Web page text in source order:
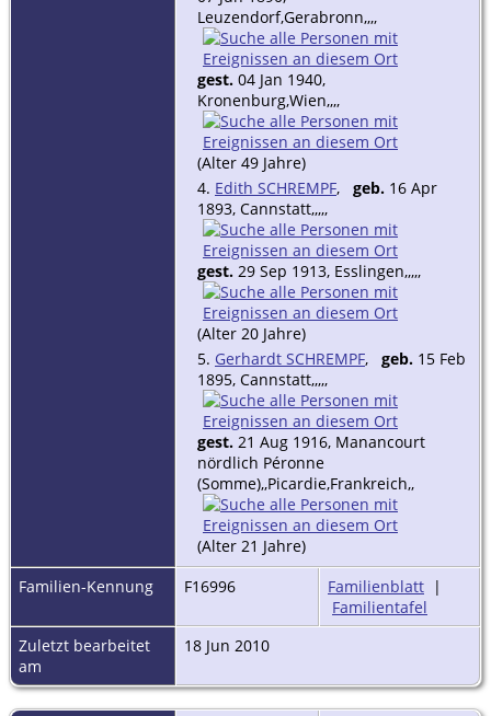
Leuzendorf,Gerabronn,,,,
gest. 04 Jan 1940,
Kronenburg,Wien,,,,
(Alter 49 Jahre)
4. Edith SCHREMPF, geb. 16 Apr
1893, Cannstatt,,,,,
gest. 29 Sep 1913, Esslingen,,,,,
(Alter 20 Jahre)
5. Gerhardt SCHREMPF, geb. 15 Feb
1895, Cannstatt,,,,,
gest. 21 Aug 1916, Manancourt
nördlich Péronne
(Somme),,Picardie,Frankreich,,
(Alter 21 Jahre)
Familien-Kennung
F16996 Familienblatt |
Familientafel
Zuletzt bearbeitet
am
18 Jun 2010